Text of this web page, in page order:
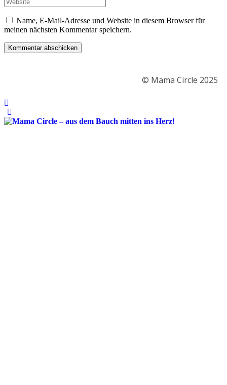
Name, E-Mail-Adresse und Website in diesem Browser für
meinen nächsten Kommentar speichern.
© Mama Circle 2025